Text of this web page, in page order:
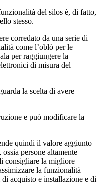
del silos è, di fatto,
stesso.
corredato da una serie di
come l’oblò per le
per raggiungere la
di misura del
la scelta di avere
e può modificare la
quindi il valore aggiunto
persone altamente
consigliare la migliore
la funzionalità
acquisto e installazione e di